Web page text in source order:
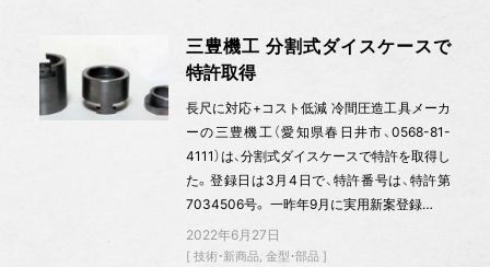
三豊機工 分割式ダイスケースで
特許取得
長尺に対応+コスト低減 冷間圧造工具メーカ
ーの三豊機工（愛知県春日井市、0568-81-
4111）は、分割式ダイスケースで特許を取得し
た。登録日は3月4日で、特許番号は、特許第
7034506号。 一昨年9月に実用新案登録…
2022年6月27日
技術・新商品 金型・部品